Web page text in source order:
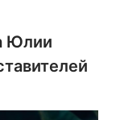
Юлии